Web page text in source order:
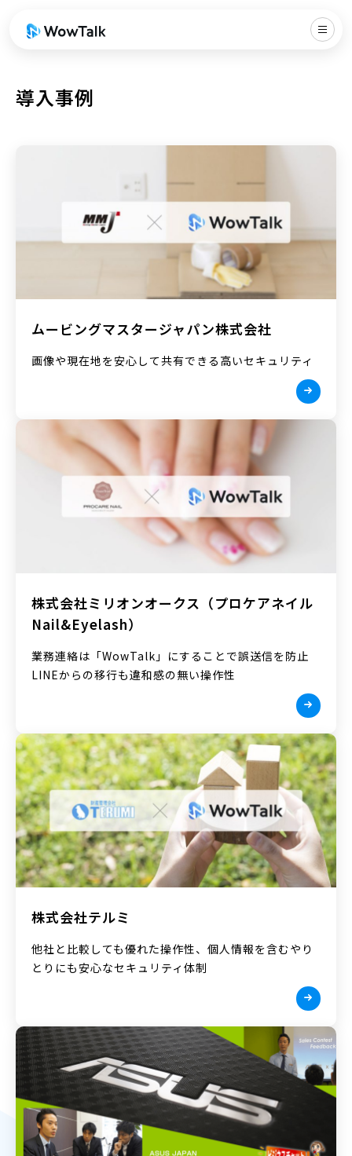
導入事例
ムービングマスタージャパン株式会社
画像や現在地を安心して共有できる高いセキュリティ
株式会社ミリオンオークス（プロケアネイル
Nail&Eyelash）
業務連絡は「WowTalk」にすることで誤送信を防止
LINEからの移行も違和感の無い操作性
株式会社テルミ
他社と比較しても優れた操作性、個人情報を含むやり
とりにも安心なセキュリティ体制